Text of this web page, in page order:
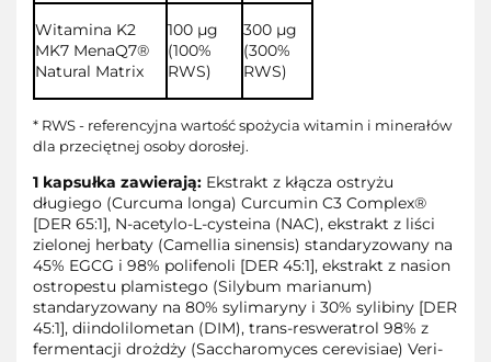
Witamina K2
MK7 MenaQ7®
Natural Matrix
100 µg
(100%
RWS)
300 µg
(300%
RWS)
* RWS - referencyjna wartość spożycia witamin i minerałów
dla przeciętnej osoby dorosłej.
1 kapsułka zawierają: Ekstrakt z kłącza ostryżu
długiego (Curcuma longa) Curcumin C3 Complex®
[DER 65:1], N-acetylo-L-cysteina (NAC), ekstrakt z liści
zielonej herbaty (Camellia sinensis) standaryzowany na
45% EGCG i 98% polifenoli [DER 45:1], ekstrakt z nasion
ostropestu plamistego (Silybum marianum)
standaryzowany na 80% sylimaryny i 30% sylibiny [DER
45:1], diindolilometan (DIM), trans-resweratrol 98% z
fermentacji drożdży (Saccharomyces cerevisiae) Veri-